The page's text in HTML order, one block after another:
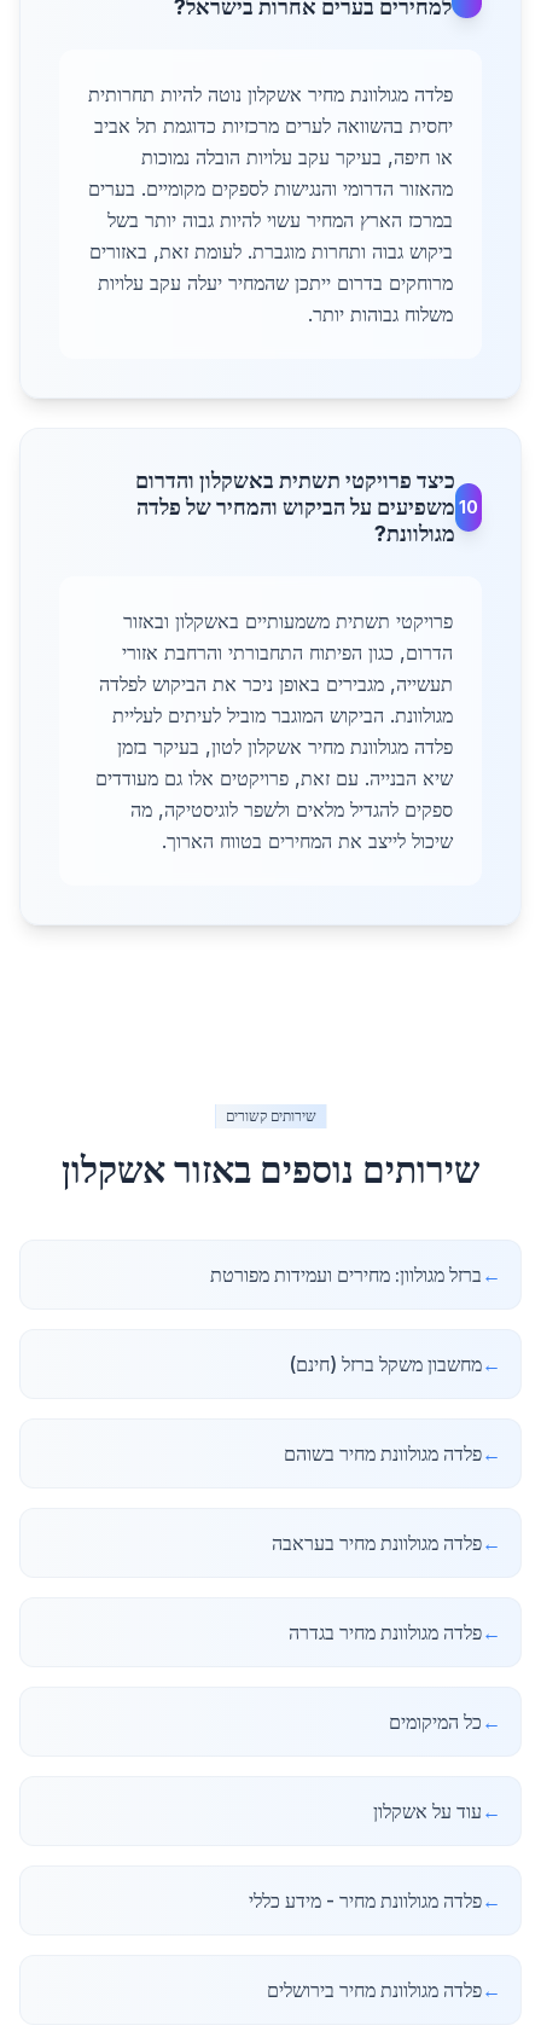
למחירים בערים אחרות בישראל?
פלדה מגולוונת מחיר אשקלון נוטה להיות תחרותית
יחסית בהשוואה לערים מרכזיות כדוגמת תל אביב
או חיפה, בעיקר עקב עלויות הובלה נמוכות
מהאזור הדרומי והנגישות לספקים מקומיים. בערים
במרכז הארץ המחיר עשוי להיות גבוה יותר בשל
ביקוש גבוה ותחרות מוגברת. לעומת זאת, באזורים
מרוחקים בדרום ייתכן שהמחיר יעלה עקב עלויות
משלוח גבוהות יותר.
10
כיצד פרויקטי תשתית באשקלון והדרום
משפיעים על הביקוש והמחיר של פלדה
מגולוונת?
פרויקטי תשתית משמעותיים באשקלון ובאזור
הדרום, כגון הפיתוח התחבורתי והרחבת אזורי
תעשייה, מגבירים באופן ניכר את הביקוש לפלדה
מגולוונת. הביקוש המוגבר מוביל לעיתים לעליית
פלדה מגולוונת מחיר אשקלון לטון, בעיקר בזמן
שיא הבנייה. עם זאת, פרויקטים אלו גם מעודדים
ספקים להגדיל מלאים ולשפר לוגיסטיקה, מה
שיכול לייצב את המחירים בטווח הארוך.
שירותים קשורים
שירותים נוספים באזוראשקלון
← ברזל מגולוון: מחירים ועמידות מפורטת
←מחשבון משקל ברזל (חינם)
←פלדה מגולוונת מחיר בשוהם
←פלדה מגולוונת מחיר בעראבה
←פלדה מגולוונת מחיר בגדרה
← כל המיקומים
← עוד על אשקלון
←פלדה מגולוונת מחיר - מידע כללי
←פלדה מגולוונת מחיר בירושלים